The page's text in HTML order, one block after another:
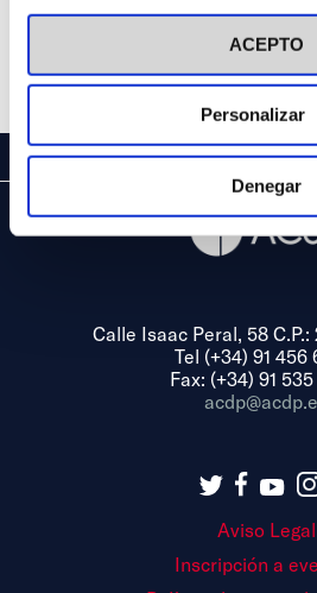
visitar nuestra Política de Cookies
ACEPTO
Personalizar
Denegar
Share
Calle Isaac Peral, 58
Tel (+34) 91 456
Fax: (+34) 91
Aviso Legal
Inscripción a